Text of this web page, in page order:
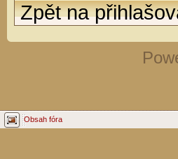
Zpět na
Obsah fóra